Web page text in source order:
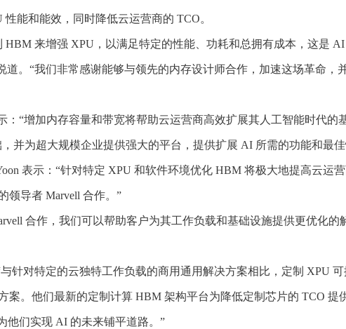
能和能效，同时降低云运营商的 TCO。
来增强 XPU，以满足特定的性能、功耗和总拥有成本，这是
道。“我们非常感谢能够与领先的内存设计师合作，加速这场革命
：“增加内存容量和带宽将帮助云运营商高效扩展其人工智能时代
并为超大规模企业提供强大的平台，提供扩展 AI 所需的功能和最
表示：“针对特定 XPU 和软件环境优化 HBM 将极大地提高云运
领导者 Marvell 合作。”
合作，我们可以帮助客户为其工作负载和基础设施提供更优化
与针对特定的云独特工作负载的商用通用解决方案相比，定制 XPU
。他们最新的定制计算 HBM 架构平台为降低定制芯片的 TCO
他们实现 AI 的未来铺平道路。”